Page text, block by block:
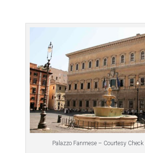
Palazzo Fanrnese – Courtesy